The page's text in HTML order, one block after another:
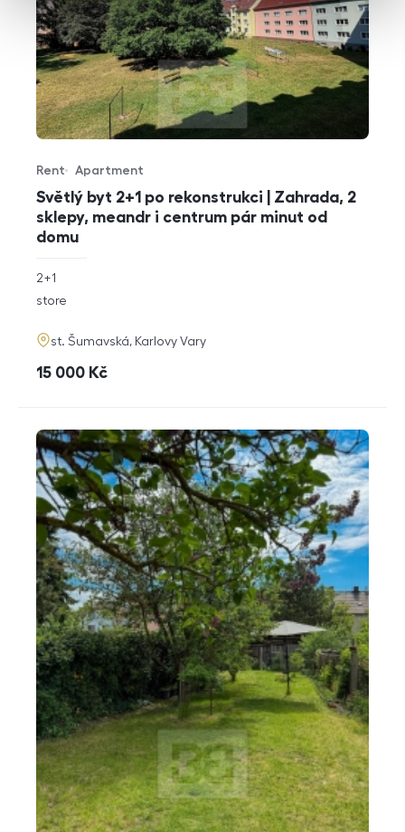
Světlý byt 2+1 po rekonstrukci | Zahrada, 2
sklepy, meandr i centrum pár minut od
domu
Offer type
Rent
Property type
Apartment
rozměry
2+1
funkce
store
adresa
st. Šumavská, Karlovy Vary
cena
15 000 Kč